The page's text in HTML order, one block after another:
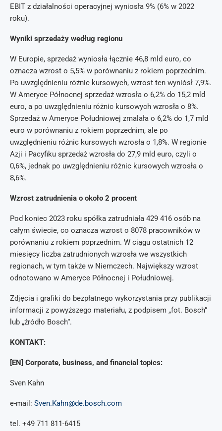
EBIT z działalności operacyjnej wyniosła 9% (6% w 2022
roku).
Wyniki sprzedaży według regionu
W Europie, sprzedaż wyniosła łącznie 46,8 mld euro, co
oznacza wzrost o 5,5% w porównaniu z rokiem poprzednim.
Po uwzględnieniu różnic kursowych, wzrost ten wyniósł 7,9%.
W Ameryce Północnej sprzedaż wzrosła o 6,2% do 15,2 mld
euro, a po uwzględnieniu różnic kursowych wzrosła o 8%.
Sprzedaż w Ameryce Południowej zmalała o 6,2% do 1,7 mld
euro w porównaniu z rokiem poprzednim, ale po
uwzględnieniu różnic kursowych wzrosła o 1,8%. W regionie
Azji i Pacyfiku sprzedaż wzrosła do 27,9 mld euro, czyli o
0,6%, jednak po uwzględnieniu różnic kursowych wzrosła o
8,6%.
Wzrost zatrudnienia o około 2 procent
Pod koniec 2023 roku spółka zatrudniała 429 416 osób na
całym świecie, co oznacza wzrost o 8078 pracowników w
porównaniu z rokiem poprzednim. W ciągu ostatnich 12
miesięcy liczba zatrudnionych wzrosła we wszystkich
regionach, w tym także w Niemczech. Największy wzrost
odnotowano w Ameryce Północnej i Południowej.
Zdjęcia i grafiki do bezpłatnego wykorzystania przy publikacji
informacji z powyższego materiału, z podpisem „fot. Bosch”
lub „źródło Bosch”.
KONTAKT:
[EN] Corporate, business, and financial topics:
Sven Kahn
e-mail: Sven.Kahn@de.bosch.com
tel. +49 711 811-6415